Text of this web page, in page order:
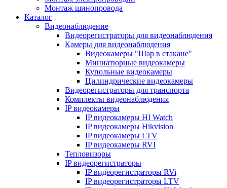
Монтаж шинопровода
Каталог
Видеонаблюдение
Видеорегистраторы для видеонаблюдения
Камеры для видеонаблюдения
Видеокамеры "Шар в стакане"
Миниатюрные видеокамеры
Купольные видеокамеры
Цилиндрические видеокамеры
Видеорегистраторы для транспорта
Комплекты видеонаблюдения
IP видеокамеры
IP видеокамеры HI Watch
IP видеокамеры Hikvision
IP видеокамеры LTV
IP видеокамеры RVI
Тепловизоры
IP видеорегистраторы
IP видеорегистраторы RVi
IP видеорегистраторы LTV